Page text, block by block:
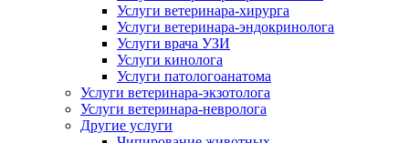
Услуги ветеринара-хирурга
Услуги ветеринара-эндокринолога
Услуги врача УЗИ
Услуги кинолога
Услуги патологоанатома
Услуги ветеринара-экзотолога
Услуги ветеринара-невролога
Другие услуги